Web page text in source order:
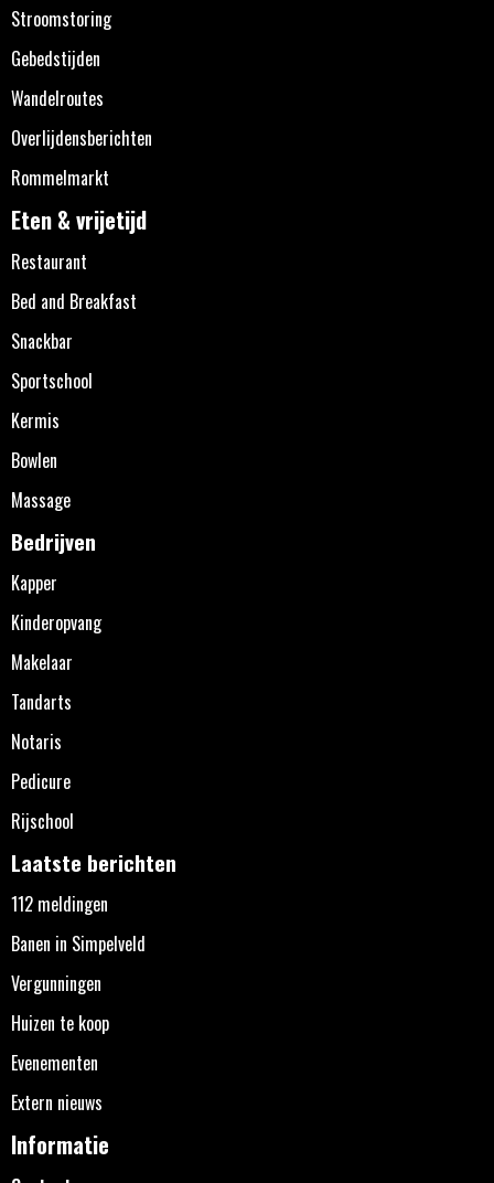
Stroomstoring
Gebedstijden
Wandelroutes
Overlijdensberichten
Rommelmarkt
Eten & vrijetijd
Restaurant
Bed and Breakfast
Snackbar
Sportschool
Kermis
Bowlen
Massage
Bedrijven
Kapper
Kinderopvang
Makelaar
Tandarts
Notaris
Pedicure
Rijschool
Laatste berichten
112 meldingen
Banen in Simpelveld
Vergunningen
Huizen te koop
Evenementen
Extern nieuws
Informatie